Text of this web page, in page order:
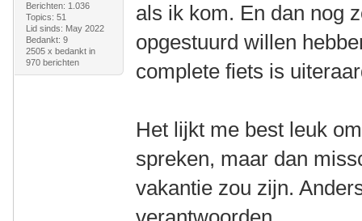
Berichten: 1.036
Topics: 51
Lid sinds: May 2022
Bedankt: 9
2505 x bedankt in
970 berichten
als ik kom. En dan nog
opgestuurd willen
complete fiets is
Het lijkt me best leuk
spreken, maar dan
vakantie zou zijn.